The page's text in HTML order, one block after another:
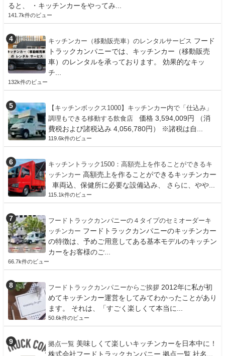
ると、 ・キッチンカーをやってみ...
141.7k件のビュー
キッチンカー（移動販売車）のレンタルサービス フード
トラックカンパニーでは、キッチンカー（移動販売
車）のレンタルを承っております。 効果的なキッ
チ...
132k件のビュー
【キッチンボックス1000】キッチンカー内で「仕込み」
調理もできる移動する飲食店
価格 3,594,009円 （消
費税および諸税込み 4,056,780円） ※諸税は自...
119.6k件のビュー
キッチントラック1500：高額売上を作ることができるキ
ッチンカー 高額売上を作ることができるキッチンカー
車両込、保健所に必要な設備込み、 さらに、やや...
115.1k件のビュー
フードトラックカンパニーの４タイプのセミオーダーキ
ッチンカー フードトラックカンパニーのキッチンカー
の特徴は、予めご用意してある基本モデルのキッチン
カーをお客様のご...
66.7k件のビュー
フードトラックカンパニーからご挨拶 2012年に私が初
めてキッチンカー運営をしてみてわかったことがあり
ます。 それは、「すごく楽しくて本当に...
50.6k件のビュー
拠点一覧 美味しくて楽しいキッチンカーを日本中に！
株式会社フードトラックカンパニー 拠点一覧 社名...